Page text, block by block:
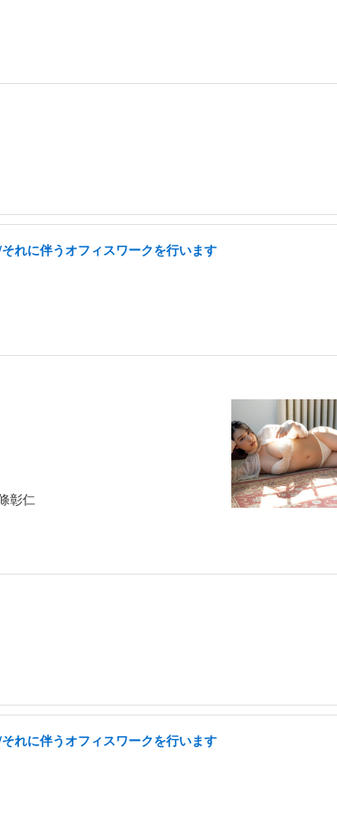
れに伴うオフィスワークを行います
れに伴うオフィスワークを行います